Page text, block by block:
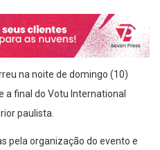
na noite de domingo (10)
final do Votu International
paulista.
pela organização do evento e